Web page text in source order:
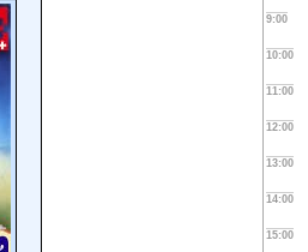
9:00
10:00
11:00
12:00
13:00
14:00
15:00